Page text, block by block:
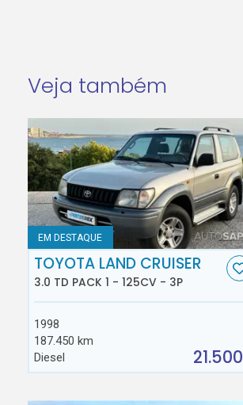
Veja também
EM DESTAQUE
TOYOTA LAND CRUISER
3.0 TD PACK 1 - 125CV - 3P
1998
187.450 km
Diesel
21.500